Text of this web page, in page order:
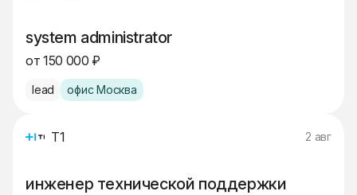
system administrator
от 150 000 ₽
lead офис Москва
Т1 2 авг
инженер технической поддержки